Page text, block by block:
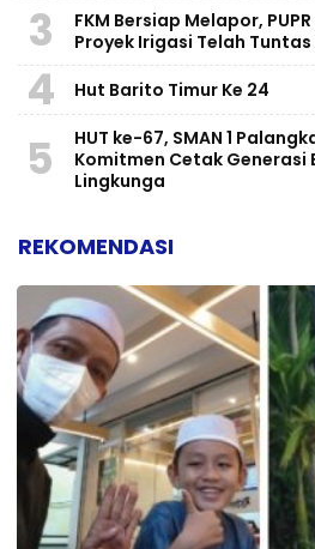
3
FKM Bersiap Melapor,
Proyek Irigasi Telah Tuntas
4 Hut Barito Timur Ke 24
5
HUT ke-67, SMAN 1
Komitmen Cetak Generasi
Lingkunga
REKOMENDASI